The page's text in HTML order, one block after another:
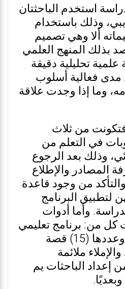
استخدم الباحثتان
وذلك باستخدام
ألا وهي تصميم
بذلك المنهج العلمي
تحليلية دقيقة
فعالية أسلوب
وما إذا وجدت علاقة
من ثلاث
في التعلم من
وذلك بعد الرجوع
المصادر والإطلاع
من وجود قاعدة
لتطبيق البرنامج
وأما أدوات
من: برنامج تعليمي
قائم على الحاسب وعددها (15) قصة
ملائمة
إعداد الباحثات يم